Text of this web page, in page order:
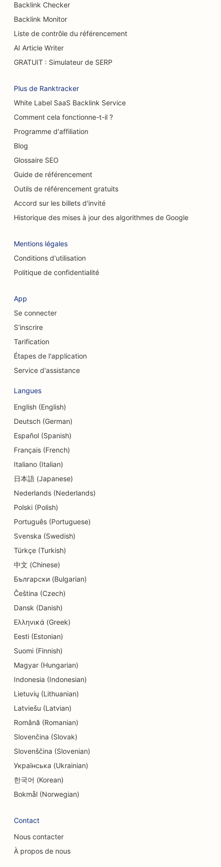
SEO pour les restaurants buffets
SEO pour les camions à hamburgers
SEO pour les pâtisseries
SEO pour les restaurants décontractés
SEO pour les magasins de tapis et de
SEO pour les stations-service
SEO pour les concessionnaires automobiles
SEO pour les services de nettoyage
SEO pour les chiropracteurs
SEO pour les cafés à chats
Référencement pour les services de peeling
chimique
SEO pour les chirurgiens craniofaciaux
SEO pour les chirurgiens esthétiques
SEO pour les caisses d'épargne et de crédit
SEO pour les cabinets de conseil
SEO pour les services de conseil en matière
d'endettement
SEO pour les services de change
SEO pour les studios de danse
SEO pour les services de dermabrasion
SEO pour les crèches
SEO pour les magasins de détail
SEO pour les restaurants
SEO pour les boutiques de cupcakes
Référencement pour les services d'éducation et
de garde d'enfants
SEO pour les magasins de beignets
SEO pour les électriciens
SEO pour les nettoyeurs à sec
SEO pour les bureaux d'études
SEO pour les endodontistes
SEO pour les salles d'évasion
SEO pour les restaurants de la ferme à la table
SEO pour les services de lifting
Backlink Checker
Backlink Monitor
Liste de contrôle du référencement
AI Article Writer
GRATUIT : Simulateur de SERP
Plus de Ranktracker
White Label SaaS Backlink Service
Comment cela fonctionne-t-il ?
Programme d'affiliation
Blog
Glossaire SEO
Guide de référencement
Outils de référencement gratuits
Accord sur les billets d'invité
Historique des mises à jour des algorithmes de Google
Mentions légales
Conditions d'utilisation
Politique de confidentialité
App
Se connecter
S’inscrire
Tarification
Étapes de l'application
Service d'assistance
Langues
English (English)
Deutsch (German)
Español (Spanish)
Français (French)
Italiano (Italian)
日本語 (Japanese)
Nederlands (Nederlands)
Polski (Polish)
Português (Portuguese)
Svenska (Swedish)
Türkçe (Turkish)
中文 (Chinese)
Български (Bulgarian)
Čeština (Czech)
Dansk (Danish)
Ελληνικά (Greek)
Eesti (Estonian)
Suomi (Finnish)
Magyar (Hungarian)
Indonesia (Indonesian)
Lietuvių (Lithuanian)
Latviešu (Latvian)
Română (Romanian)
Slovenčina (Slovak)
Slovenščina (Slovenian)
Українська (Ukrainian)
한국어 (Korean)
Bokmål (Norwegian)
Contact
Nous contacter
À propos de nous